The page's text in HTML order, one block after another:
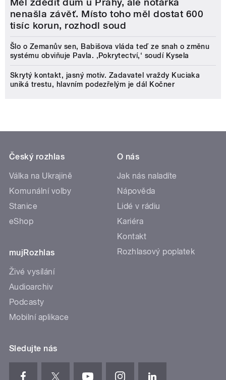
Měl zdědit dům u Prahy, ale notářka
nenašla závěť. Místo toho měl dostat 600
tisíc korun, rozhodl soud
Šlo o Zemanův sen, Babišova vláda teď ze snah o změnu
systému obviňuje Pavla. ‚Pokrytectví,‘ soudí Kysela
Skrytý kontakt, jasný motiv. Zadavatel vraždy Kuciaka
uniká trestu, hlavním podezřelým je dál Kočner
Český rozhlas
Válka na Ukrajině
Komunální volby
Stanice
eShop
mujRozhlas
Živé vysílání
Audioarchiv
Podcasty
Mobilní aplikace
O nás
Jak nás naladíte
Nápověda
Lidé v rádiu
Kariéra
Kontakt
Rozhlasový poplatek
Sledujte nás